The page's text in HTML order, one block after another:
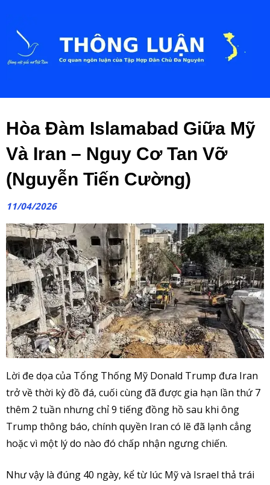
Hòa Đàm Islamabad Giữa Mỹ
Và Iran – Nguy Cơ Tan Vỡ
(Nguyễn Tiến Cường)
11/04/2026
Lời đe dọa của Tổng Thống Mỹ Donald Trump đưa Iran
trở về thời kỳ đồ đá, cuối cùng đã được gia hạn lần thứ 7
thêm 2 tuần nhưng chỉ 9 tiếng đồng hồ sau khi ông
Trump thông báo, chính quyền Iran có lẽ đã lạnh cẳng
hoặc vì một lý do nào đó chấp nhận ngưng chiến.
Như vậy là đúng 40 ngày, kể từ lúc Mỹ và Israel thả trái